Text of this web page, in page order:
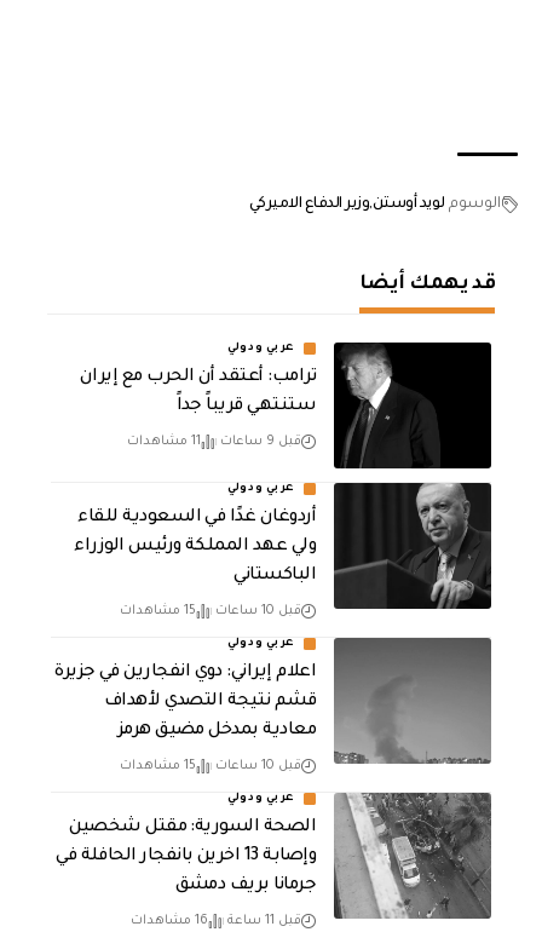
الوسوم لويد أوستنوزير الدفاع الاميركي
قد يهمك أيضا
عربي ودولي
‏ترامب: أعتقد أن الحرب مع إيران
ستنتهي قريباً جداً
قبل 9 ساعات 11 مشاهدات
عربي ودولي
أردوغان غدًا في السعودية للقاء
ولي عهد المملكة ورئيس الوزراء
الباكستاني
قبل 10 ساعات 15 مشاهدات
عربي ودولي
اعلام إيراني: دوي انفجارين في جزيرة
قشم نتيجة التصدي لأهداف
معادية بمدخل مضيق هرمز
قبل 10 ساعات 15 مشاهدات
عربي ودولي
الصحة السورية: مقتل شخصين
وإصابة 13 اخرين بانفجار الحافلة في
جرمانا بريف دمشق
قبل 11 ساعة 16 مشاهدات